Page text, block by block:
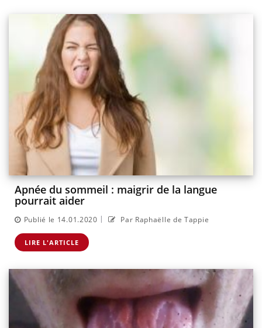
Apnée du sommeil : maigrir de la langue
pourrait aider
Publié le 14.01.2020 | Par Raphaëlle de Tappie
LIRE L'ARTICLE